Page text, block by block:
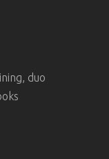
duo